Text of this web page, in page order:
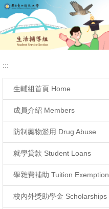
跳
到
主
內
導師會議
網站導覽 (Site Map)
:::
生輔組首頁 Home
成員介紹 Members
防制藥物濫用 Drug Abuse
就學貸款 Student Loans
學雜費補助 Tuition Exemption
校內外獎助學金 Scholarships